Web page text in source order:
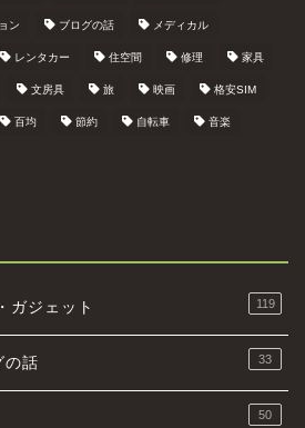
ン ブログの話 メディカル
レンタカー 住空間 修理 家具
文房具 旅 映画 格安SIM
百均 節約 自転車 音楽
ガジェット 119
の話 33
50